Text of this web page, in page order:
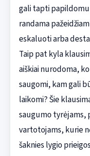
gali tapti
randama
eskaluoti arba
Taip pat kyla
aiškiai nurodoma,
saugomi, kam gali
laikomi? Šie
saugumo tyrėjams,
vartotojams, kurie
šaknies lygio